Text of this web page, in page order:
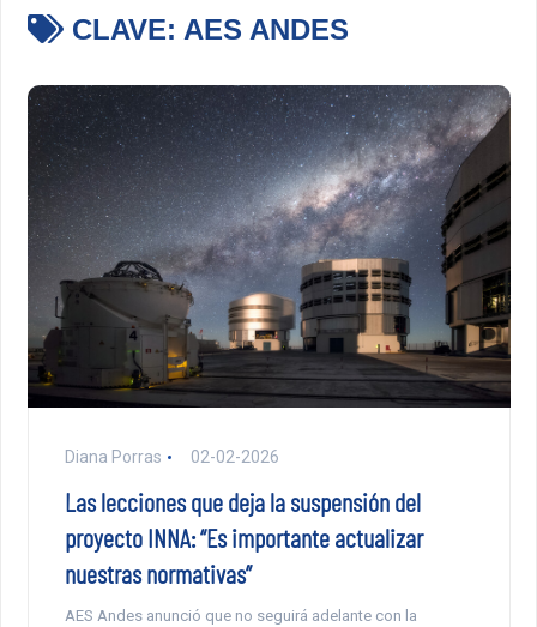
CLAVE: AES ANDES
Diana Porras 02-02-2026
Las lecciones que deja la suspensión del
proyecto INNA: “Es importante actualizar
nuestras normativas”
AES Andes anunció que no seguirá adelante con la